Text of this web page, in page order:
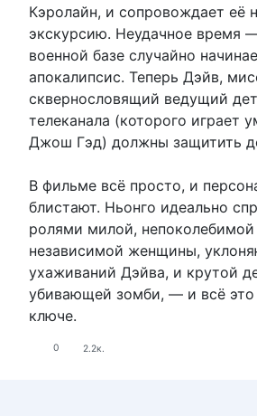
Кэролайн, и сопровождает её
экскурсию. Неудачное время
военной базе случайно
апокалипсис. Теперь Дэйв,
сквернословящий ведущий
телеканала (которого играет
Джош Гэд) должны защитить
В фильме всё просто, и
блистают. Ньонго идеально
ролями милой, непоколебимой
независимой женщины,
ухаживаний Дэйва, и крутой
убивающей зомби, — и всё
ключе.
0 2.2к.